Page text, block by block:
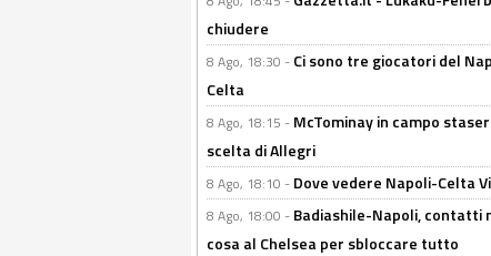
chiudere
8 Ago, 18:30 - Ci sono tre giocatori del
Celta
8 Ago, 18:15 - McTominay in campo
scelta di Allegri
8 Ago, 18:10 - Dove vedere Napoli-Celta
8 Ago, 18:00 - Badiashile-Napoli, contatti
cosa al Chelsea per sbloccare tutto